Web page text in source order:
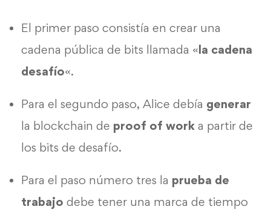
El primer paso consistía en crear una
cadena pública de bits llamada «la cadena
desafío«.
Para el segundo paso, Alice debía generar
la blockchain de proof of work a partir de
los bits de desafío.
Para el paso número tres la prueba de
trabajo debe tener una marca de tiempo